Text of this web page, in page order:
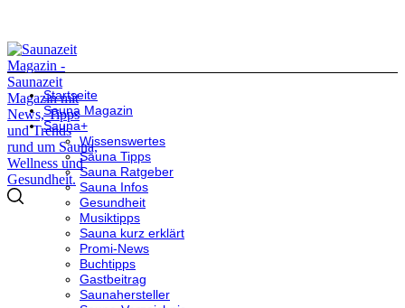
Startseite
Sauna Magazin
Sauna+
Wissenswertes
Sauna Tipps
Sauna Ratgeber
Sauna Infos
Gesundheit
Musiktipps
Sauna kurz erklärt
Promi-News
Buchtipps
Gastbeitrag
Saunahersteller